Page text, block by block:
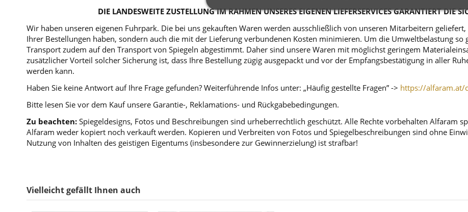
DIE LANDESWEITE ZUSTELLUNG IM RAHMEN UNSERES EIGENEN LIEFERSERVICES GARANTIERT DIE
Wir haben unseren eigenen Fuhrpark. Die bei uns gekauften Waren werden ausschließlich von unseren Mitarbeitern
Ihrer Bestellungen haben, sondern auch die mit der Lieferung verbundenen Kosten minimieren. Um die Umweltbelastung
Transport zudem auf den Transport von Spiegeln abgestimmt. Daher sind unsere Waren mit möglichst geringem
zusätzlicher Vorteil solcher Sicherung ist, dass Ihre Bestellung zügig ausgepackt und vor der Empfangsbestätigung in aller
werden kann.
Haben Sie keine Antwort auf Ihre Frage gefunden? Weiterführende Infos unter: „Häufig gestellte Fragen” -> https://alfaram.at/
Bitte lesen Sie vor dem Kauf unsere Garantie-, Reklamations- und Rückgabebedingungen.
Zu beachten: Spiegeldesigns, Fotos und Beschreibungen sind urheberrechtlich geschützt. Alle Rechte vorbehalten Alfaram
Alfaram weder kopiert noch verkauft werden. Kopieren und Verbreiten von Fotos und Spiegelbeschreibungen sind ohne
Nutzung von Inhalten des geistigen Eigentums (insbesondere zur Gewinnerzielung) ist strafbar!
Vielleicht gefällt Ihnen auch